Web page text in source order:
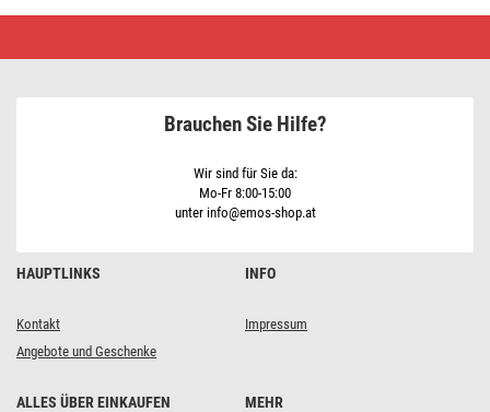
HAUPTLINKS
Kontakt
Angebote und Geschenke
INFO
Impressum
ALLES ÜBER EINKAUFEN MEHR
Brauchen Sie Hilfe?
Wir sind für Sie da:
Mo-Fr 8:00-15:00
unter info@emos-shop.at